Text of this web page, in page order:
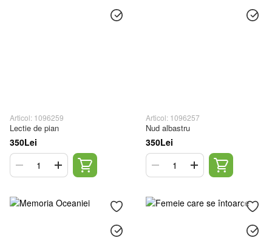
Articol: 1096259
Lectie de pian
350Lei
Articol: 1096257
Nud albastru
350Lei